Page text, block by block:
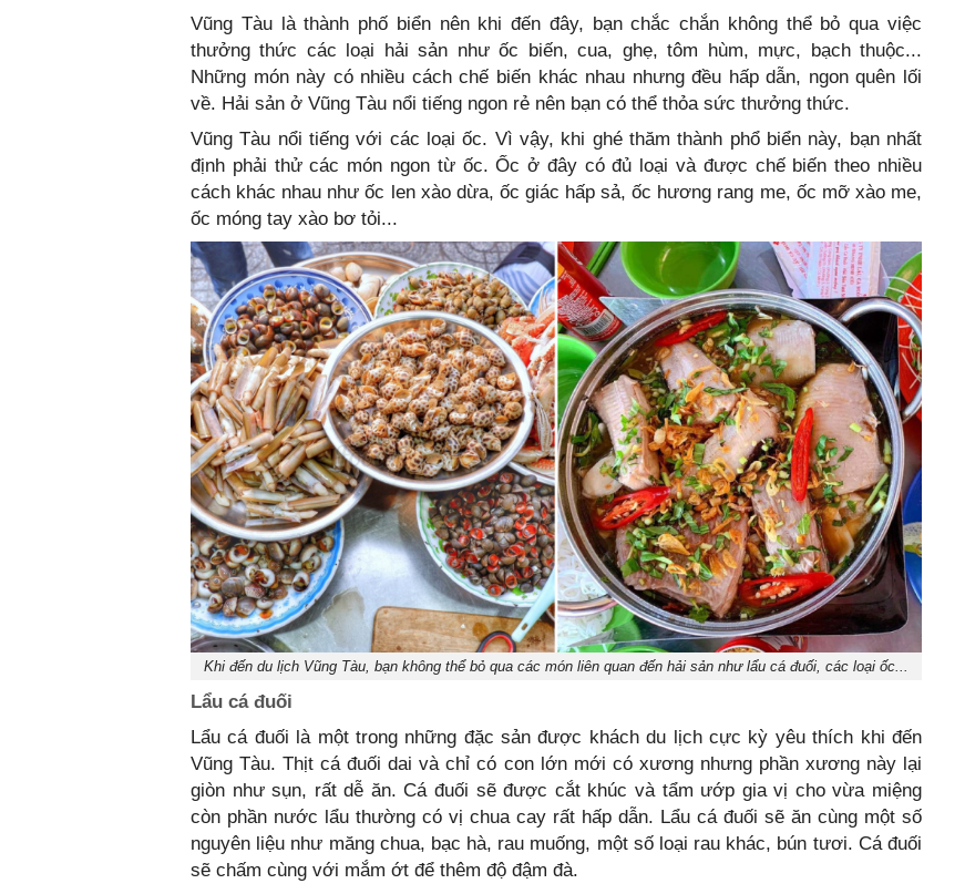
Vũng Tàu là thành phố biển nên khi đến đây, bạn chắc chắn không thể bỏ qua việc
thưởng thức các loại hải sản như ốc biến, cua, ghẹ, tôm hùm, mực, bạch thuộc...
Những món này có nhiều cách chế biến khác nhau nhưng đều hấp dẫn, ngon quên lối
về. Hải sản ở Vũng Tàu nổi tiếng ngon rẻ nên bạn có thể thỏa sức thưởng thức.
Vũng Tàu nổi tiếng với các loại ốc. Vì vậy, khi ghé thăm thành phổ biển này, bạn nhất
định phải thử các món ngon từ ốc. Ốc ở đây có đủ loại và được chế biến theo nhiều
cách khác nhau như ốc len xào dừa, ốc giác hấp sả, ốc hương rang me, ốc mỡ xào me,
ốc móng tay xào bơ tỏi...
Khi đến du lịch Vũng Tàu, bạn không thể bỏ qua các món liên quan đến hải sản như lẩu cá đuối, các loại ốc...
Lẩu cá đuối
Lẩu cá đuối là một trong những đặc sản được khách du lịch cực kỳ yêu thích khi đến
Vũng Tàu. Thịt cá đuối dai và chỉ có con lớn mới có xương nhưng phần xương này lại
giòn như sụn, rất dễ ăn. Cá đuối sẽ được cắt khúc và tẩm ướp gia vị cho vừa miệng
còn phần nước lẩu thường có vị chua cay rất hấp dẫn. Lẩu cá đuối sẽ ăn cùng một số
nguyên liệu như măng chua, bạc hà, rau muống, một số loại rau khác, bún tươi. Cá đuối
sẽ chấm cùng với mắm ớt để thêm độ đậm đà.